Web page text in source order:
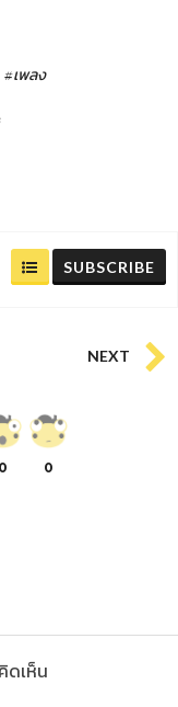
#เพลง
SUBSCRIBE
NEXT
0 0
ดเห็น